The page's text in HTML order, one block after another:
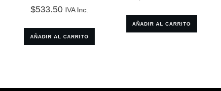
$533.50 IVA Inc.
AÑADIR AL CARRITO
AÑADIR AL CARRITO